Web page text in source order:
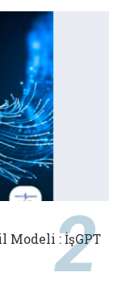
Modeli : İşGPT